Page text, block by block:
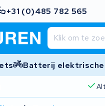
+31 (0)485 782 565
Batterij